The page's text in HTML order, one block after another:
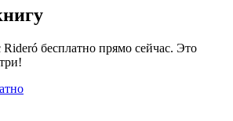
бесплатно прямо сейчас. Это